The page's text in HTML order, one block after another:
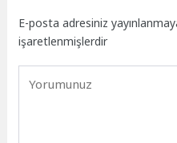
E-posta adresiniz
işaretlenmişlerdir